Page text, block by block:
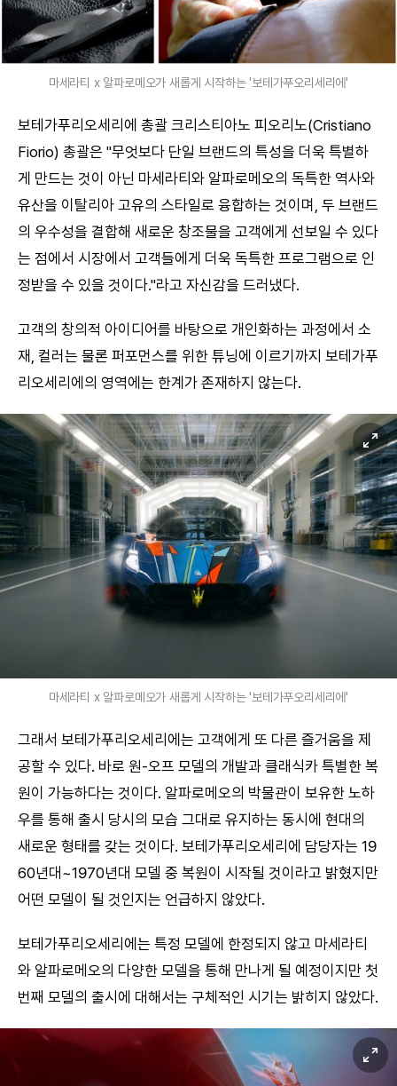
마세라티 x 알파로메오가 새롭게 시작하는 '보테가푸오리세리에'
보테가푸리오세리에 총괄 크리스티아노 피오리노(Cristiano
Fiorio) 총괄은 "무엇보다 단일 브랜드의 특성을 더욱 특별하
게 만드는 것이 아닌 마세라티와 알파로메오의 독특한 역사와
유산을 이탈리아 고유의 스타일로 융합하는 것이며, 두 브랜드
의 우수성을 결합해 새로운 창조물을 고객에게 선보일 수 있다
는 점에서 시장에서 고객들에게 더욱 독특한 프로그램으로 인
정받을 수 있을 것이다."라고 자신감을 드러냈다.
고객의 창의적 아이디어를 바탕으로 개인화하는 과정에서 소
재, 컬러는 물론 퍼포먼스를 위한 튜닝에 이르기까지 보테가푸
리오세리에의 영역에는 한계가 존재하지 않는다.
마세라티 x 알파로메오가 새롭게 시작하는 '보테가푸오리세리에'
그래서 보테가푸리오세리에는 고객에게 또 다른 즐거움을 제
공할 수 있다. 바로 원-오프 모델의 개발과 클래식카 특별한 복
원이 가능하다는 것이다. 알파로메오의 박물관이 보유한 노하
우를 통해 출시 당시의 모습 그대로 유지하는 동시에 현대의
새로운 형태를 갖는 것이다. 보테가푸리오세리에 담당자는 19
60년대~1970년대 모델 중 복원이 시작될 것이라고 밝혔지만
어떤 모델이 될 것인지는 언급하지 않았다.
보테가푸리오세리에는 특정 모델에 한정되지 않고 마세라티
와 알파로메오의 다양한 모델을 통해 만나게 될 예정이지만 첫
번째 모델의 출시에 대해서는 구체적인 시기는 밝히지 않았다.